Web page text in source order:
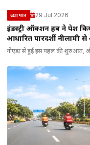
व्यापार 29 Jul 2026
इंडस्ट्री ऑक्शन हब ने पेश
आधारित पारदर्शी नीलामी
नोएडा से हुई इस पहल की शुरुआत,